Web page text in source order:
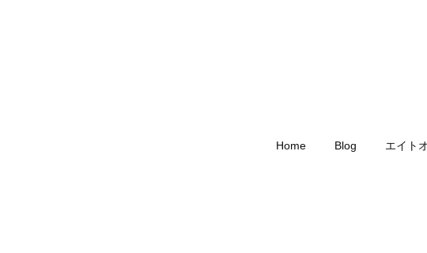
Home Blog エイト